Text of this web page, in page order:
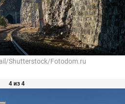
Shutterstock/Fotodom.ru
4 из 4